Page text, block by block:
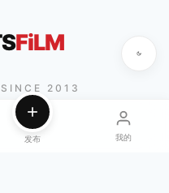
FiLM
SINCE 2013
发布 我的